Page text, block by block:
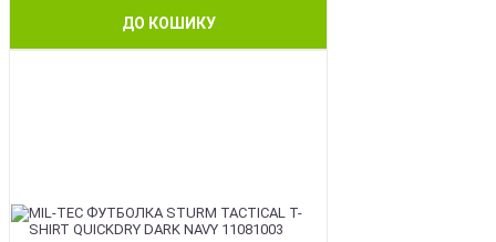
ДО КОШИКУ